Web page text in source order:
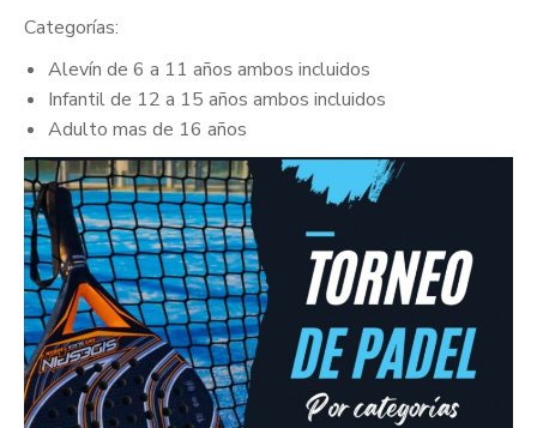
Categorías:
Alevín de 6 a 11 años ambos incluidos
Infantil de 12 a 15 años ambos incluidos
Adulto mas de 16 años